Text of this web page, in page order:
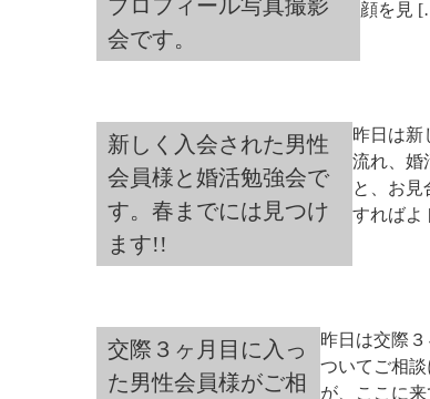
プロフィール写真撮影
会です。
顔を見
新しく入会された男性
会員様と婚活勉強会で
す。春までには見つけ
ます!!
昨日は新
流れ、婚
と、お見
すれば
交際３ヶ月目に入っ
た男性会員様がご相
昨日は交際
ついてご相
が、ここに